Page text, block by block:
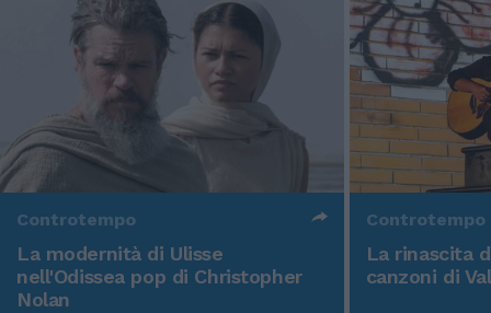
Controtempo
La modernità di Ulisse
nell'Odissea pop di Christopher
Nolan
Controtempo
La rinascita
canzoni di